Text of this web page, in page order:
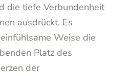
die tiefe Verbundenheit
ausdrückt. Es
Weise die
Platz des
der